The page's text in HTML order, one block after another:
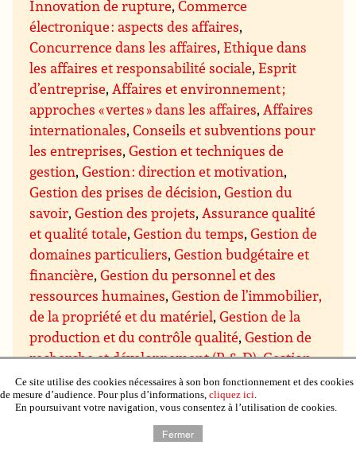
Innovation de rupture,Commerce
électronique : aspects des affaires,
Concurrence dans les affaires,Ethique dans
les affaires et responsabilité sociale,Esprit
d’entreprise,Affaires et environnement ;
approches « vertes » dans les affaires,Affaires
internationales,Conseils et subventions pour
les entreprises,Gestion et techniques de
gestion,Gestion : direction et motivation,
Gestion des prises de décision,Gestion du
savoir,Gestion des projets,Assurance qualité
et qualité totale,Gestion du temps,Gestion de
domaines particuliers,Gestion budgétaire et
financière,Gestion du personnel et des
ressources humaines,Gestion de l’immobilier,
de la propriété et du matériel,Gestion de la
production et du contrôle qualité,Gestion de
recherche et développement (R & D),Gestion
des ventes et marketing,Gestion des achats et
des approvisionnements,Gestion de la
distribution et de la logistique
Communication et présentation
Ce site utilise des cookies nécessaires à son bon fonctionnement et des cookies
de mesure d’audience. Pour plus d’informations, cliquez ici.
En poursuivant votre navigation, vous consentez à l’utilisation de cookies.
Fermer